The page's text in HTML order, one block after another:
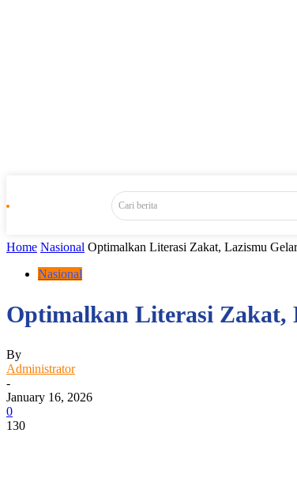
Cari berita
Home Nasional Optimalkan Literasi Zakat, Lazismu
Nasional
Optimalkan Literasi Zakat,
By
Administrator
-
January 16, 2026
0
130